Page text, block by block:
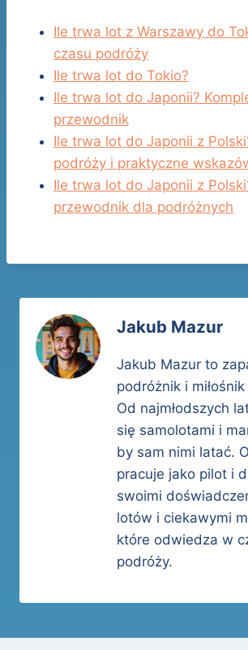
Ile trwa lot z Warszawy do
czasu podróży
Ile trwa lot do Tokio?
Ile trwa lot do Japonii?
przewodnik
Ile trwa lot do Japonii z
podróży i praktyczne
Ile trwa lot do Japonii z
przewodnik dla podróżnych
Jakub Mazur
Jakub Mazur to
podróżnik i
Od najmłodszych
się samolotami i
by sam nimi latać.
pracuje jako pilot i
swoimi
lotów i ciekawymi
które odwiedza w
podróży.